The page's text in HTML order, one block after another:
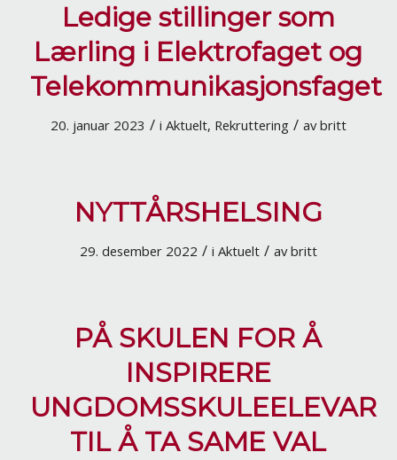
Ledige stillinger som
Lærling i Elektrofaget og
Telekommunikasjonsfaget
20. januar 2023 / i Aktuelt, Rekruttering / avbritt
NYTTÅRSHELSING
29. desember 2022 / i Aktuelt / avbritt
PÅ SKULEN FOR Å
INSPIRERE
UNGDOMSSKULEELEVAR
TIL Å TA SAME VAL